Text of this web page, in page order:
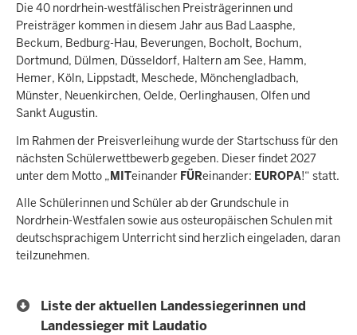
Die 40 nordrhein-westfälischen Preisträgerinnen und
Preisträger kommen in diesem Jahr aus Bad Laasphe,
Beckum, Bedburg-Hau, Beverungen, Bocholt, Bochum,
Dortmund, Dülmen, Düsseldorf, Haltern am See, Hamm,
Hemer, Köln, Lippstadt, Meschede, Mönchengladbach,
Münster, Neuenkirchen, Oelde, Oerlinghausen, Olfen und
Sankt Augustin.
Im Rahmen der Preisverleihung wurde der Startschuss für den
nächsten Schülerwettbewerb gegeben. Dieser findet 2027
unter dem Motto „MITeinander FÜReinander: EUROPA!“ statt.
Alle Schülerinnen und Schüler ab der Grundschule in
Nordrhein-Westfalen sowie aus osteuropäischen Schulen mit
deutschsprachigem Unterricht sind herzlich eingeladen, daran
teilzunehmen.
Liste der aktuellen Landessiegerinnen und
Landessieger mit Laudatio